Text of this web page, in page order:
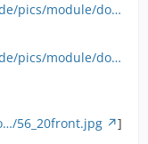
pics/module/do…
pics/module/do…
56_20front.jpg
]